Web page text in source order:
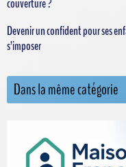
couverture ?
Devenir un confident pour ses
s’imposer
Dans la même catégorie